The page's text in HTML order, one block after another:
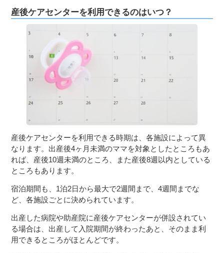
産後ケアセンターを利用できるのはいつ？
産後ケアセンターを利用できる時期は、各施設によって異
なります。出産後4ヶ月未満のママを対象としたところもあ
れば、産後10週未満のところ、また産後8週以内としている
ところもあります。
宿泊期間も、1泊2日から最大で2週間まで、4週間までな
ど、各施設ごとに決められています。
出産した病院や助産院に産後ケアセンターが併設されてい
る場合は、出産して入院期間が終わったあと、そのまま利
用できるところがほとんどです。